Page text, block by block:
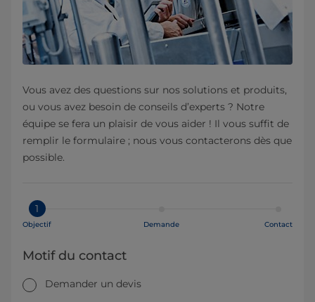
Vous avez des questions sur nos solutions et produits,
ou vous avez besoin de conseils d’experts ? Notre
équipe se fera un plaisir de vous aider ! Il vous suffit de
remplir le formulaire ; nous vous contacterons dès que
possible.
1
Objectif Demande Contact
Motif du contact
Demander un devis